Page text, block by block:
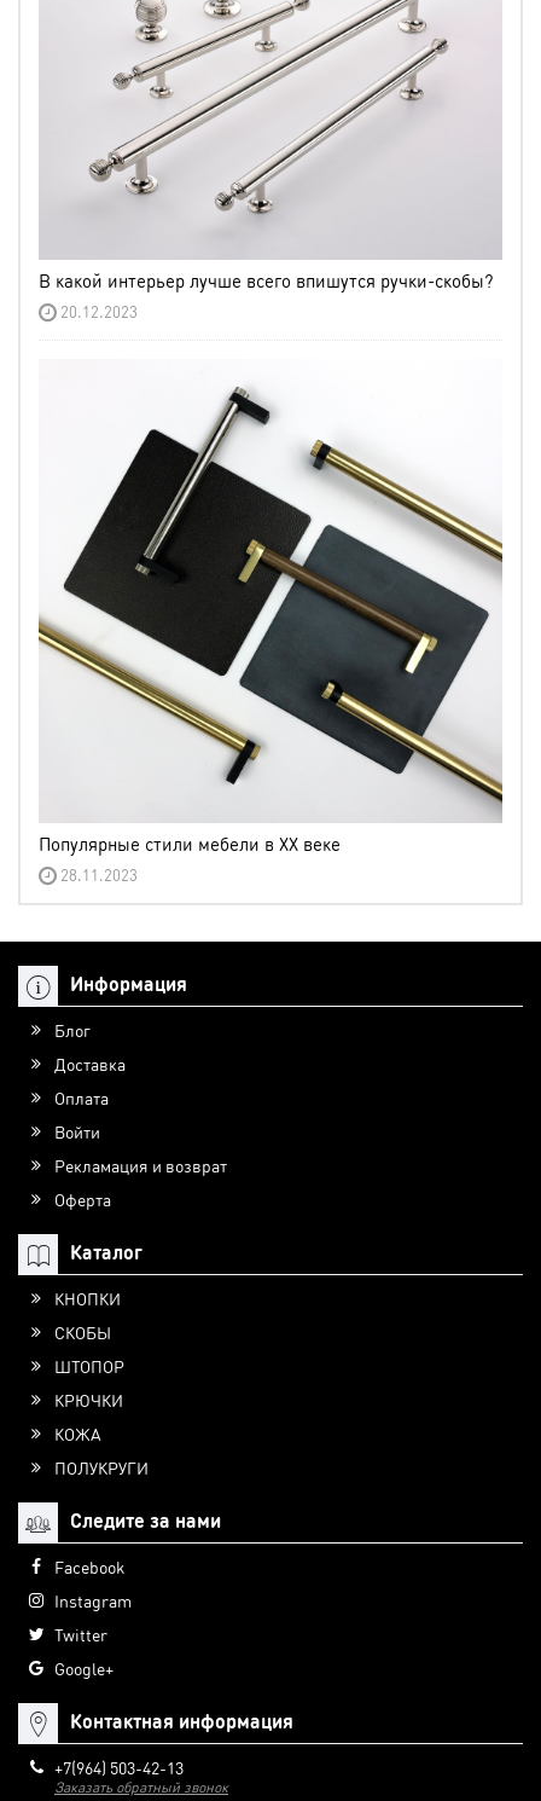
В какой интерьер лучше всего впишутся ручки-скобы?
20.12.2023
Популярные стили мебели в XX веке
28.11.2023
Информация
Блог
Доставка
Оплата
Войти
Рекламация и возврат
Оферта
Каталог
КНОПКИ
СКОБЫ
ШТОПОР
КРЮЧКИ
КОЖА
ПОЛУКРУГИ
Следите за нами
Facebook
Instagram
Twitter
Google+
Контактная информация
+7(964) 503-42-13
Заказать обратный звонок